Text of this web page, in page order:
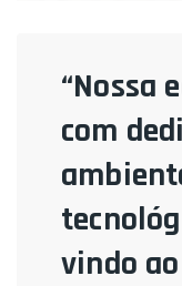
“Nossa
com
vindo